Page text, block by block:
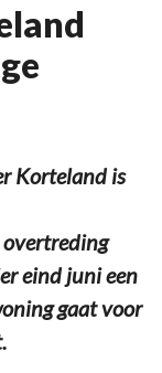
Korteland is
overtreding
eind juni een
gaat voor